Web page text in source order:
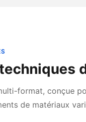
format, conçue
de matériaux